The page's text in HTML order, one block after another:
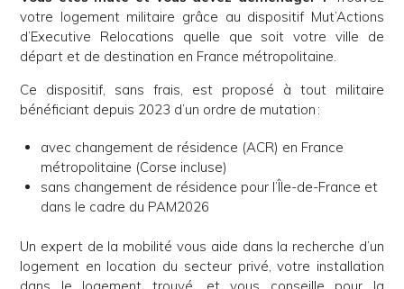
votre logement militaire grâce au dispositif Mut’Actions
d’Executive Relocations quelle que soit votre ville de
départ et de destination en France métropolitaine.
Ce dispositif, sans frais, est proposé à tout militaire
bénéficiant depuis 2023 d’un ordre de mutation :
avec changement de résidence (ACR) en France
métropolitaine (Corse incluse)
sans changement de résidence pour l’Île-de-France et
dans le cadre du PAM2026
Un expert de la mobilité vous aide dans la recherche d’un
logement en location du secteur privé, votre installation